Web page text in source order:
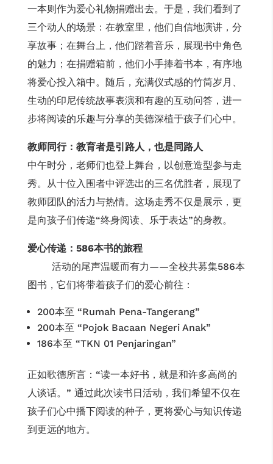
一本则作为爱心礼物捐赠出去。于是，我们看到了
三个动人的场景：在教室里，他们自信地演讲，分
享故事；在舞台上，他们踏着音乐，展现书中角色
的魅力；在捐赠箱前，他们小手捧着书本，有序地
将爱心投入箱中。随后，充满仪式感的竹筒岁月、
生动的印尼传统故事表演和有趣的互动问答，进一
步将阅读的乐趣与分享的美德深植于孩子们心中。
教师同行：教育者是引路人，也是同路人
中午时分，老师们也登上舞台，以创意造型参与走
秀。从十位入围者中评选出的三名优胜者，展现了
教师团队的活力与热情。这场走秀不仅是展示，更
是向孩子们传递“终身阅读、乐于表达”的身教。
爱心传递： 586本书的旅程
活动的尾声温暖而有力——全校共募集586本
图书，它们将带着孩子们的爱心前往：
200本至 “Rumah Pena-Tangerang”
200本至 “Pojok Bacaan Negeri Anak”
186本至 “TKN 01 Penjaringan”
正如歌德所言：“读一本好书，就是和许多高尚的
人谈话。” 通过此次读书日活动，我们希望不仅在
孩子们心中播下阅读的种子，更将爱心与知识传递
到更远的地方。